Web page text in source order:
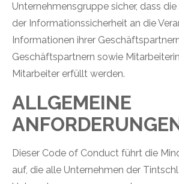
Unternehmensgruppe sicher, dass
der Informationssicherheit an die
Informationen ihrer
Geschäftspartnern sowie
Mitarbeiter erfüllt werden.
ALLGEMEINE
Dieser Code of Conduct führt die
auf, die alle Unternehmen der Tintschl